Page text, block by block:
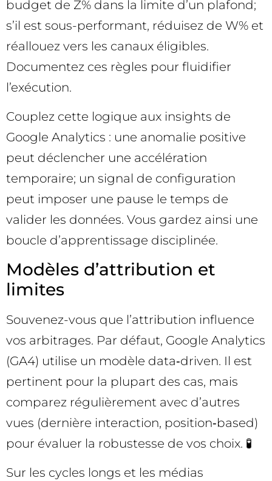
budget de Z% dans la limite d’un plafond;
s’il est sous-performant, réduisez de W% et
réallouez vers les canaux éligibles.
Documentez ces règles pour fluidifier
l’exécution.
Couplez cette logique aux insights de
Google Analytics : une anomalie positive
peut déclencher une accélération
temporaire; un signal de configuration
peut imposer une pause le temps de
valider les données. Vous gardez ainsi une
boucle d’apprentissage disciplinée.
Modèles d’attribution et
limites
Souvenez-vous que l’attribution influence
vos arbitrages. Par défaut, Google Analytics
(GA4) utilise un modèle data‑driven. Il est
pertinent pour la plupart des cas, mais
comparez régulièrement avec d’autres
vues (dernière interaction, position‑based)
pour évaluer la robustesse de vos choix. 🧪
Sur les cycles longs et les médias